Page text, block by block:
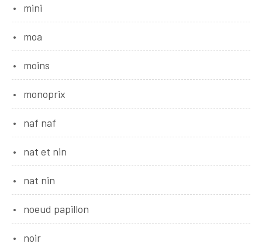
mini
moa
moins
monoprix
naf naf
nat et nin
nat nin
noeud papillon
noir